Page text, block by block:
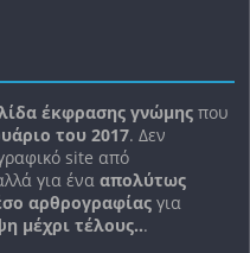
έκφρασης γνώμης που
του 2017. Δεν
site από
για ένααπολύτως
αρθρογραφίας για
μέχρι τέλους...